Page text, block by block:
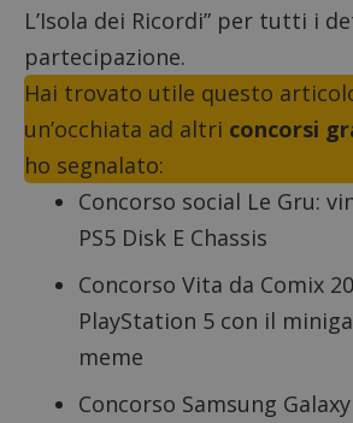
L’Isola dei Ricordi” per tutti i
partecipazione.
Hai trovato utile questo
un’occhiata ad altri concorsi
ho segnalato:
Concorso social Le Gru:
PS5 Disk E Chassis
Concorso Vita da Comix
PlayStation 5 con il
meme
Concorso Samsung